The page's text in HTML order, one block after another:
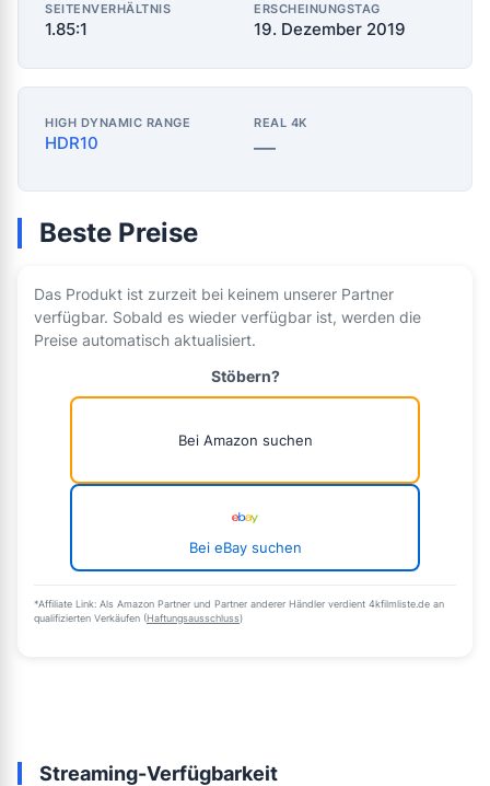
SEITENVERHÄLTNIS
1.85:1
ERSCHEINUNGSTAG
19. Dezember 2019
HIGH DYNAMIC RANGE
HDR10
REAL 4K
—
Beste Preise
Das Produkt ist zurzeit bei keinem unserer Partner
verfügbar. Sobald es wieder verfügbar ist, werden die
Preise automatisch aktualisiert.
Stöbern?
Bei Amazon suchen
Bei eBay suchen
*Affiliate Link: Als Amazon Partner und Partner anderer Händler verdient 4kfilmliste.de an
qualifizierten Verkäufen (Haftungsausschluss)
Streaming-Verfügbarkeit